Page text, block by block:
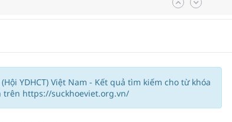
nhất 35 độ
lọc cho người dân
YDHCT) Việt Nam - Kết quả tìm kiếm cho từ khóa
https://suckhoeviet.org.vn/